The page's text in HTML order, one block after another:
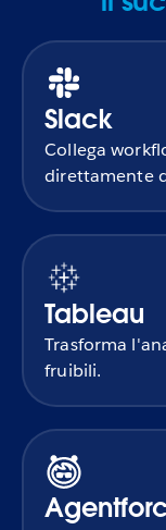
Slack
Collega
direttamente
Tableau
Trasforma
fruibili.